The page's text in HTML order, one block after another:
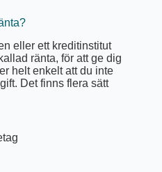
eller ett kreditinstitut
ränta, för att ge dig
helt enkelt att du inte
Det finns flera sätt